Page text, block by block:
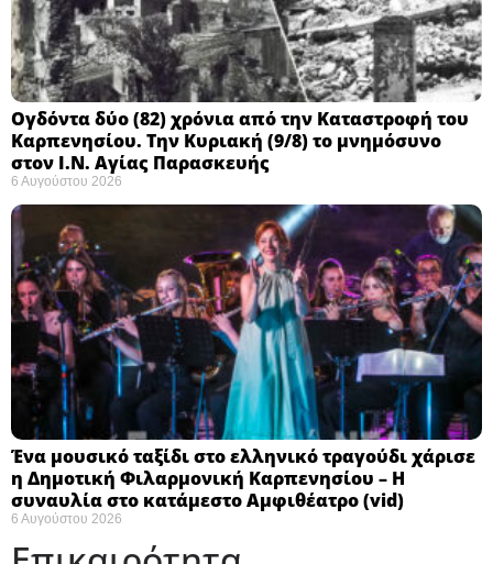
Ογδόντα δύο (82) χρόνια από την Καταστροφή του
Καρπενησίου. Την Κυριακή (9/8) το μνημόσυνο
στον Ι.Ν. Αγίας Παρασκευής
6 Αυγούστου 2026
Ένα μουσικό ταξίδι στο ελληνικό τραγούδι χάρισε
η Δημοτική Φιλαρμονική Καρπενησίου – Η
συναυλία στο κατάμεστο Αμφιθέατρο (vid)
6 Αυγούστου 2026